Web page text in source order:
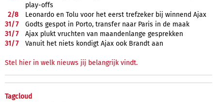
play-offs
2/8
Leonardo en Tolu voor het eerst trefzeker bij winnend Ajax
31/7
Godts gespot in Porto, transfer naar Paris in de maak
31/7
Ajax plukt vruchten van maandenlange gesprekken
31/7 Vanuit het niets kondigt Ajax ook Brandt aan
Stel hier in welk nieuws jij belangrijk vindt.
Tagcloud